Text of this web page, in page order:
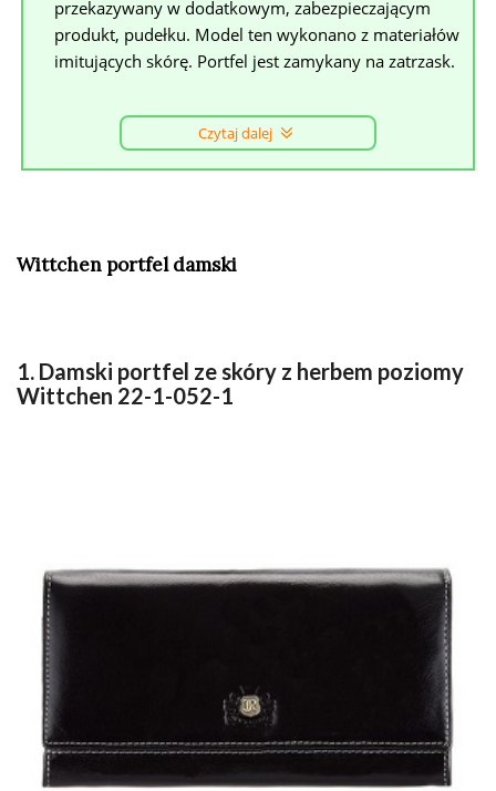
przekazywany w dodatkowym, zabezpieczającym
produkt, pudełku. Model ten wykonano z materiałów
imitujących skórę. Portfel jest zamykany na zatrzask.
Czytaj dalej
Wittchen portfel damski
1. Damski portfel ze skóry z herbem poziomy
Wittchen 22-1-052-1